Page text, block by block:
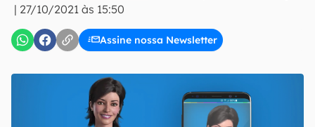
| 27/10/2021 às 15:50
Assine nossa Newsletter
Uso e Política de Privacidade do Canaltech.